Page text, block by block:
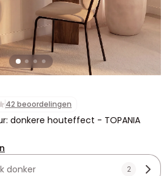
42 beoordelingen
donkere houteffect - TOPANIA
donker 2